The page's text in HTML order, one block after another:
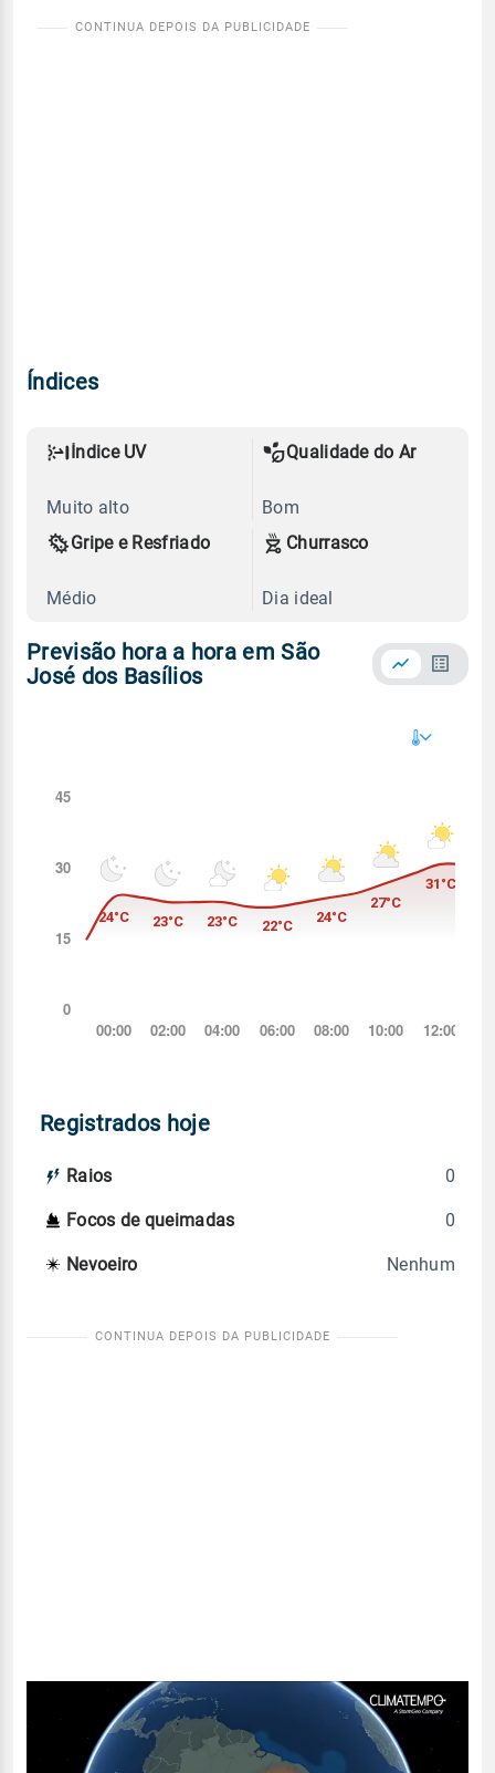
Índices
Índice UV
Muito alto
Qualidade do Ar
Bom
Gripe e Resfriado
Médio
Churrasco
Dia ideal
Previsão hora a hora em São
José dos Basílios
Registrados hoje
Raios 0
Focos de queimadas 0
Nevoeiro Nenhum